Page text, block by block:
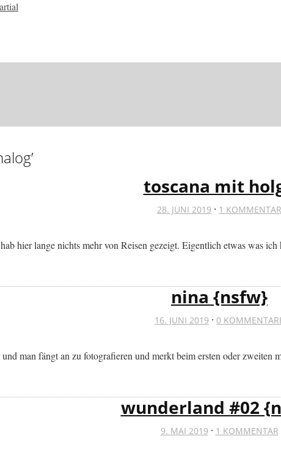
’
toscana mit
28. JUNI 2019 · 1 KOMMENTAR
hier lange nichts mehr von Reisen gezeigt. Eigentlich etwas was
nina {nsfw}
16. JUNI 2019 · 0
man fängt an zu fotografieren und merkt beim ersten oder
wunderland #02
9. MAI 2019 · 1 KOMMENTAR